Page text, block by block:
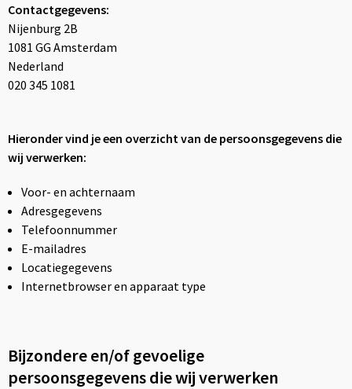
Lampen en Gereedschap
Levensmiddelen
Paraplu's
Schrijfwaren
Sleutelhangers en Lanyards
Snoepgoed
Sport
Jute tassen
Katoenen draagtassen
Kledingtassen
Laptop hoezen en tassen
Matrozentassen
Opvouwbare tassen
Reistassen
Zweetbandjes
Hardloopvestjes
E.H.B.O.
T-Shirts
Overhemden
Jassen
Vesten
Sweaters
T-Shirts
Schoenen
Contactgegevens:
Nijenburg 2B
1081 GG Amsterdam
Nederland
020 345 1081
Hieronder vind je een overzicht van de persoonsgegevens die
wij verwerken:
Voor- en achternaam
Adresgegevens
Telefoonnummer
E-mailadres
Locatiegegevens
Internetbrowser en apparaat type
Bijzondere en/of gevoelige
persoonsgegevens die wij verwerken